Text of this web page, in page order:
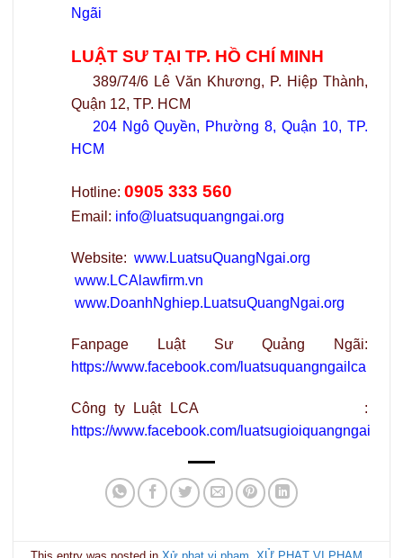
Ngãi
LUẬT SƯ TẠI TP. HỒ CHÍ MINH
389/74/6 Lê Văn Khương, P. Hiệp Thành,
Quận 12, TP. HCM
204 Ngô Quyền, Phường 8, Quận 10, TP.
HCM
Hotline: 0905 333 560
Email: info@luatsuquangngai.org
Website: www.LuatsuQuangNgai.org
www.LCAlawfirm.vn
www.DoanhNghiep.LuatsuQuangNgai.org
Fanpage Luật Sư Quảng Ngãi:
https://www.facebook.com/luatsuquangngailca
Công ty Luật LCA :
https://www.facebook.com/luatsugioiquangngai